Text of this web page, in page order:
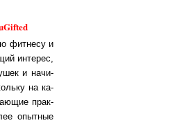
фит­не­су и
ин­те­рес,
и на­чи­
на ка­
прак­
опыт­ные